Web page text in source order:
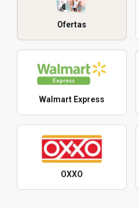
Ofertas
Walmart Express
OXXO